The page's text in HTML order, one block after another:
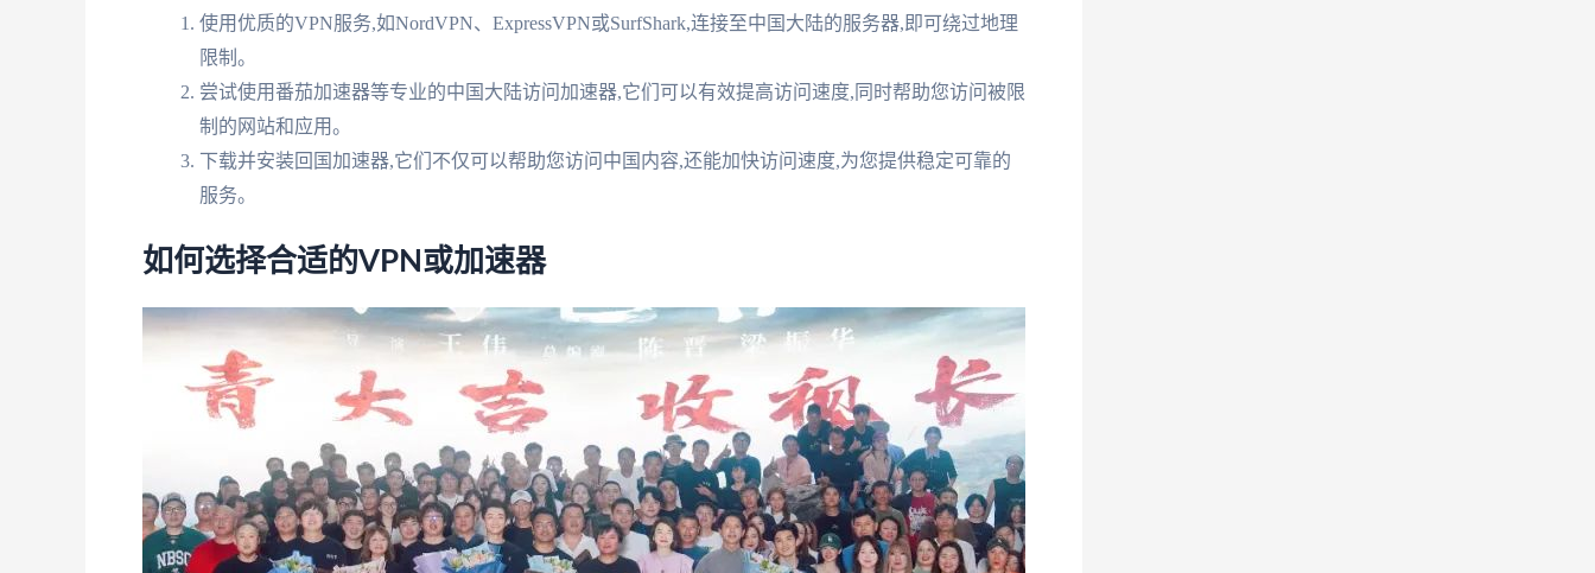
使用优质的VPN服务,如NordVPN、ExpressVPN或SurfShark,连接至中国大陆的服务器,即可绕过地理
限制。
尝试使用番茄加速器等专业的中国大陆访问加速器,它们可以有效提高访问速度,同时帮助您访问被限
制的网站和应用。
下载并安装回国加速器,它们不仅可以帮助您访问中国内容,还能加快访问速度,为您提供稳定可靠的
服务。
如何选择合适的VPN或加速器